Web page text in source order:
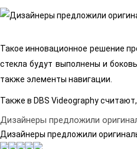
Такое инновационное решение
стекла будут выполнены и
также элементы навигации.
Также в DBS Videography
Дизайнеры предложили
Дизайнеры предложили